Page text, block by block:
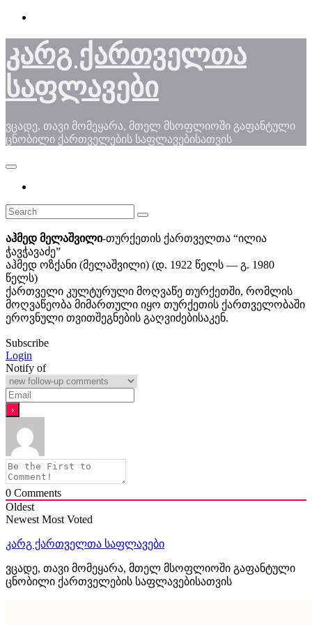
Skip
content
კარგ ქართველთა
საფლავები
ვცადე, თავი მომეყარა, მთელ მსოფლიოში გაფანტული
ცნობილი ქართველების საფლავებისათვის
აჰმედ მელაშვილი-თურქეთის ქართველთა “ილია
ჭავჭავაძე”
აჰმედ ოზქანი (მელაშვილი) (დ. 1922 წელს — გ. 1980
წელს)
ქართველი კულტურული მოღვაწე თურქეთში, რომლის
მოღვაწეობა მიმართული იყო თურქეთის ქართველობაში
ეროვნული თვითშეგნების გაღვიძებისაკენ.
Subscribe
Login
Notify of
0 Comments
Oldest
Newest Most Voted
კარგ ქართველთა საფლავები
ვცადე, თავი მომეყარა, მთელ მსოფლიოში გაფანტული
ცნობილი ქართველების საფლავებისათვის